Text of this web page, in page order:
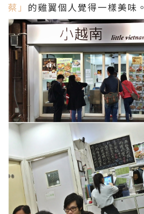
蔡」 的雞翼個人覺得一樣美味。